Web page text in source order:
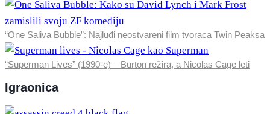
“One Saliva Bubble”: Najluđi neostvareni film tvoraca Twin Peaksa
“Superman Lives” (1990-e) – Burton režira, a Nicolas Cage leti
Igraonica